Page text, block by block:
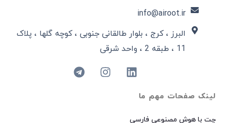
لینک صفحات مهم ما
چت با هوش مصنوعی فارسی
info@airoot.ir
البرز ، کرج ، بلوار طالقانی جنوبی ، کوچه گلها ، پلاک
11 ، طبقه 2 ، واحد شرقی